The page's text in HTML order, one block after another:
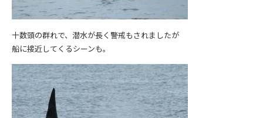
十数頭の群れで、潜水が長く警戒もされましたが
船に接近してくるシーンも。